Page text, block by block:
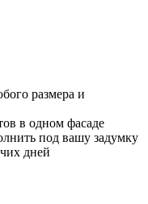
размера и
в одном фасаде
под вашу задумку
дней